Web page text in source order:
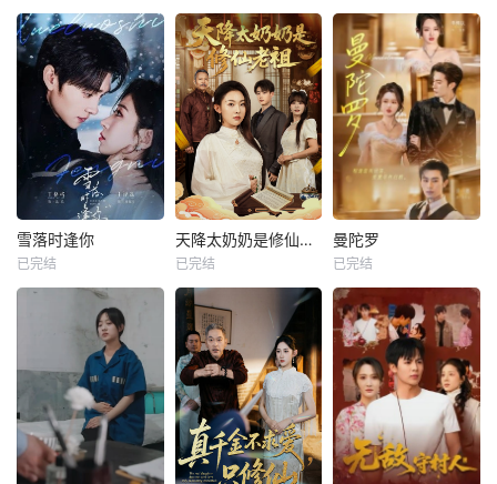
雪落时逢你
已完结
天降太奶奶是修仙老祖
已完结
曼陀罗
已完结